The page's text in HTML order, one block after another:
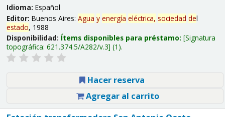
Idioma: Español
Editor: Buenos Aires: Agua y energía eléctrica, sociedad del
estado, 1988
Disponibilidad: Ítems disponibles para préstamo: Signatura
topográfica: 621.374.5/A282/v.3 (1).
Hacer reserva
Agregar al carrito